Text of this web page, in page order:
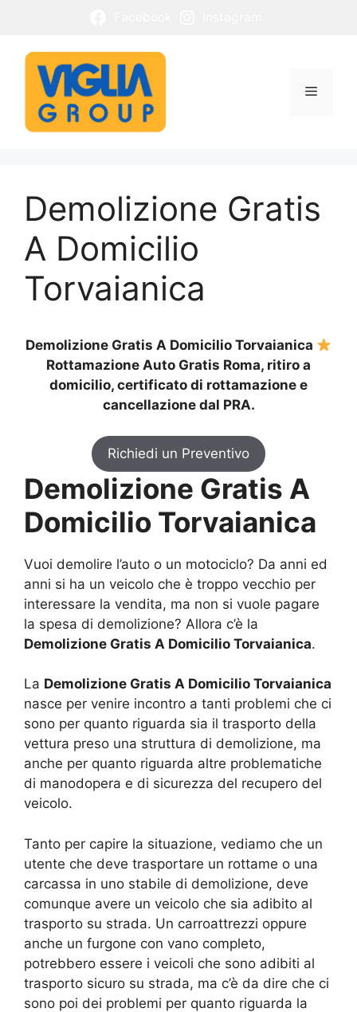
contenuto
Menu
Demolizione Gratis
A Domicilio
Torvaianica
Demolizione Gratis A Domicilio Torvaianica
Rottamazione Auto Gratis Roma, ritiro a
domicilio, certificato di rottamazione e
cancellazione dal PRA.
Richiedi un Preventivo
Demolizione Gratis A
Domicilio Torvaianica
Vuoi demolire l’auto o un motociclo? Da anni ed
anni si ha un veicolo che è troppo vecchio per
interessare la vendita, ma non si vuole pagare
la spesa di demolizione? Allora c’è la
Demolizione Gratis A Domicilio Torvaianica.
La Demolizione Gratis A Domicilio Torvaianica
nasce per venire incontro a tanti problemi che ci
sono per quanto riguarda sia il trasporto della
vettura preso una struttura di demolizione, ma
anche per quanto riguarda altre problematiche
di manodopera e di sicurezza del recupero del
veicolo.
Tanto per capire la situazione, vediamo che un
utente che deve trasportare un rottame o una
carcassa in uno stabile di demolizione, deve
comunque avere un veicolo che sia adibito al
trasporto su strada. Un carroattrezzi oppure
anche un furgone con vano completo,
potrebbero essere i veicoli che sono adibiti al
trasporto sicuro su strada, ma c’è da dire che ci
sono poi dei problemi per quanto riguarda la